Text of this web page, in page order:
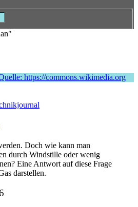
Doch wie kann man
durch Windstille oder wenig
Eine Antwort auf diese Frage
darstellen.